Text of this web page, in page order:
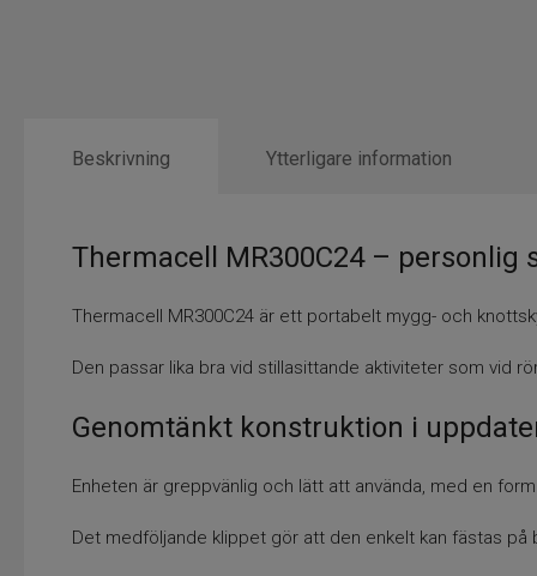
Beskrivning
Thermacell MR300C24 – personlig
Thermacell MR300C24 är ett portabelt mygg- och
Den passar lika bra vid stillasittande aktiviteter som vid
Genomtänkt konstruktion i
Enheten är greppvänlig och lätt att använda, med en
Det medföljande klippet gör att den enkelt kan fästas på
Ytterligare information